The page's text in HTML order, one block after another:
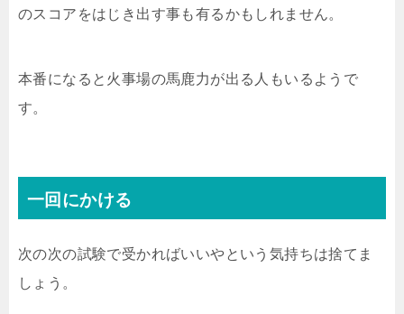
のスコアをはじき出す事も有るかもしれません。
本番になると火事場の馬鹿力が出る人もいるようで
す。
一回にかける
次の次の試験で受かればいいやという気持ちは捨てま
しょう。